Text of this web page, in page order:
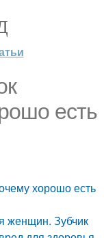
есть
хорошо есть
женщин. Зубчик